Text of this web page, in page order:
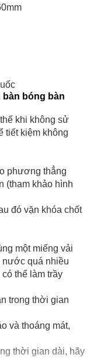
bóng bàn
khi không sử
tiết kiệm không
phương thẳng
(tham khảo hình
đó vặn khóa chốt
một miếng vải
nước quá nhiều
thể làm trầy
trong thời gian
và thoáng mát,
thời gian dài, hãy